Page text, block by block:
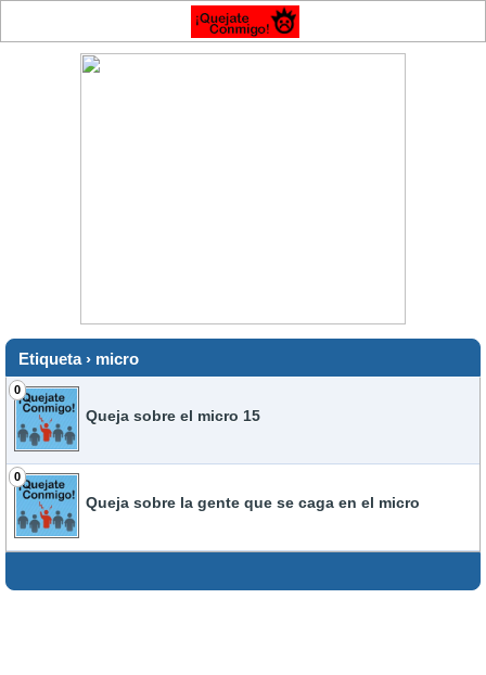
Etiqueta › micro
0
Queja sobre el micro 15
0
Queja sobre la gente que se caga en el micro